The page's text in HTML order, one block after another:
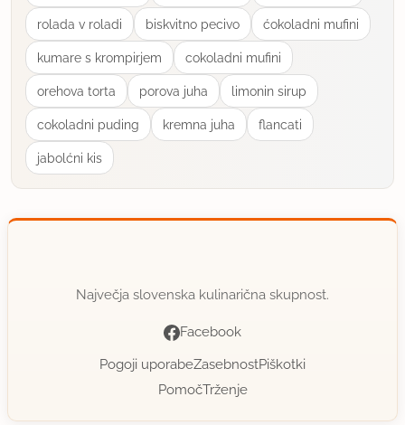
rolada v roladi biskvitno pecivo ćokoladni mufini
kumare s krompirjem cokoladni mufini
orehova torta porova juha limonin sirup
cokoladni puding kremna juha flancati
jabolćni kis
Največja slovenska kulinarična skupnost.
Facebook
Pogoji uporabeZasebnostPiškotki
PomočTrženje